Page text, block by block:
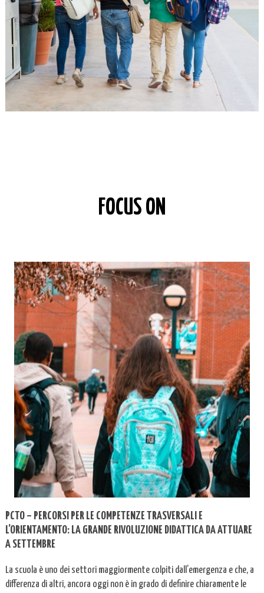
FOCUS ON
PCTO – PERCORSI PER LE COMPETENZE TRASVERSALI E
L’ORIENTAMENTO: LA GRANDE RIVOLUZIONE DIDATTICA DA ATTUARE
A SETTEMBRE
La scuola è uno dei settori maggiormente colpiti dall’emergenza e che, a
differenza di altri, ancora oggi non è in grado di definire chiaramente le